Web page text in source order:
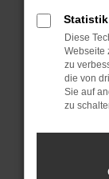
Fenster?
Starte
Das
Stelle
Diese
Webseite
zu
die von
Sie auf
zu